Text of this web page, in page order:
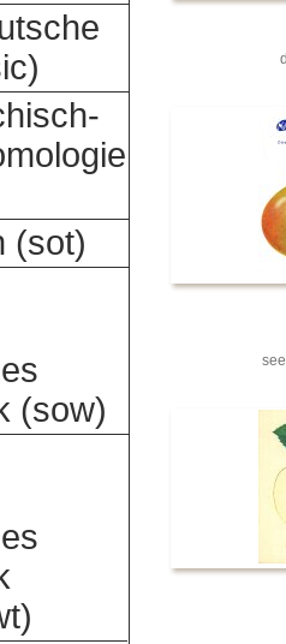
(sot)
(sow)